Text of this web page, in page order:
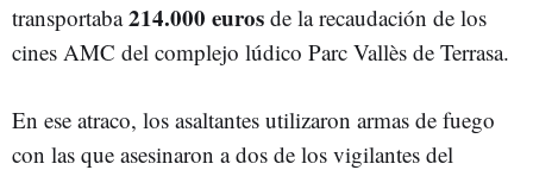
transportaba214.000 euros de la recaudación de los
cines AMC del complejo lúdico Parc Vallès de Terrasa.
En ese atraco, los asaltantes utilizaron armas de fuego
con las que asesinaron a dos de los vigilantes del